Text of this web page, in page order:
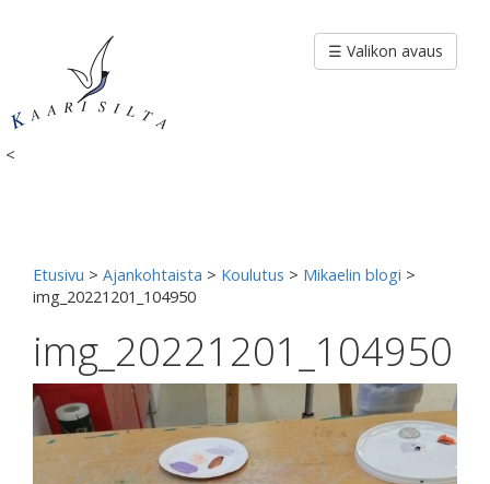
<
☰ Valikon avaus
Etusivu > Ajankohtaista > Koulutus > Mikaelin blogi >
img_20221201_104950
img_20221201_104950